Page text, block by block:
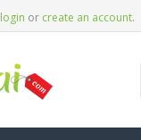
login or create an account.